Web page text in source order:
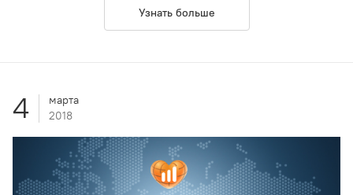
Узнать больше
4
марта
2018